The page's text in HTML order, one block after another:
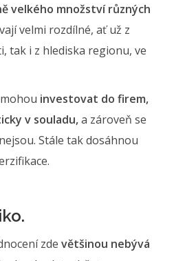
velkého množství různých
velmi rozdílné, ať už z
tak i z hlediska regionu, ve
investovat do firem,
v souladu,a zároveň se
Stále tak dosáhnou
zde většinou nebývá